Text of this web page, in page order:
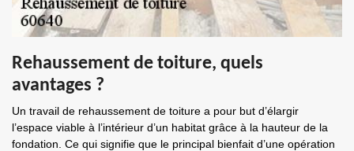
Rehaussement de toiture, quels
avantages ?
Un travail de rehaussement de toiture a pour but d’élargir
l’espace viable à l’intérieur d’un habitat grâce à la hauteur de la
fondation. Ce qui signifie que le principal bienfait d’une opération